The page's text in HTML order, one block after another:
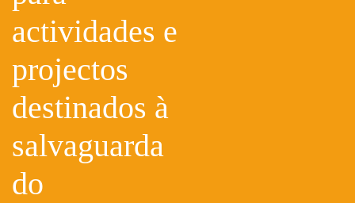
actividades e
projectos
destinados à
salvaguarda
do